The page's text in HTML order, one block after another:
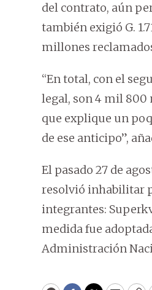
del contrato, aún
también exigió G.
millones
“En total, con el
legal, son 4 mil 800
que explique un
de ese anticipo”,
El pasado 27 de
resolvió inhabilitar
integrantes:
medida fue
Administración